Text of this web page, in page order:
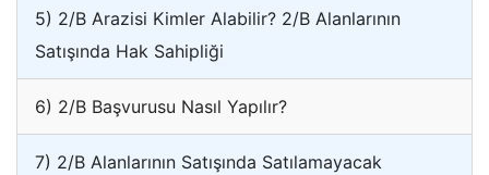
5) 2/B Arazisi Kimler Alabilir? 2/B Alanlarının
Satışında Hak Sahipliği
6) 2/B Başvurusu Nasıl Yapılır?
7) 2/B Alanlarının Satışında Satılamayacak